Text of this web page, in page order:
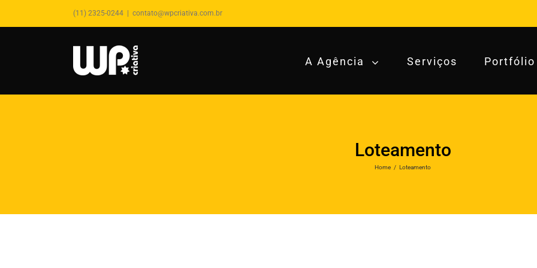
(11) 2325-0244 contato@wpcriativa.com.br
A Agência Serviços Portfólio
Loteamento
Home / Loteamento